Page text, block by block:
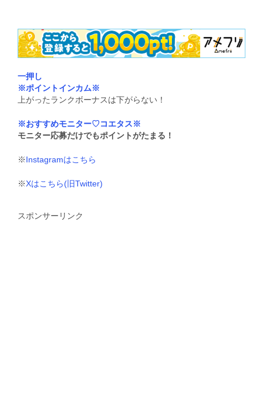
一押し
※ポイントインカム※
上がったランクボーナスは下がらない！
※おすすめモニター♡コエタス※
モニター応募だけでもポイントがたまる！
※Instagramはこちら
※Xはこちら(旧Twitter)
スポンサーリンク